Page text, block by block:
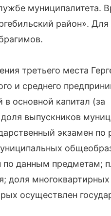
муниципалитета.
район». Для
третьего места
и среднего
основной капитал (за
выпускников
экзамен по
по данным предметам;
доля
осуществлен